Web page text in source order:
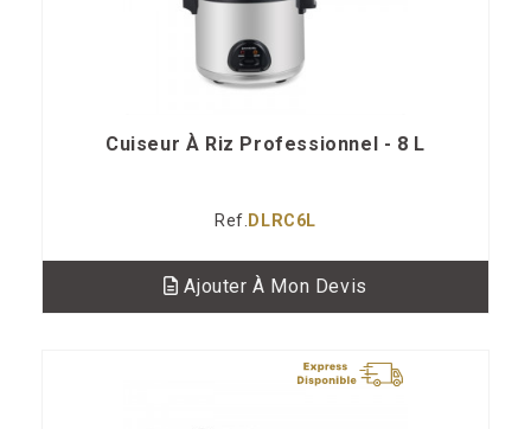
Cuiseur À Riz Professionnel - 8 L
Ref. DLRC6L
Ajouter À Mon Devis